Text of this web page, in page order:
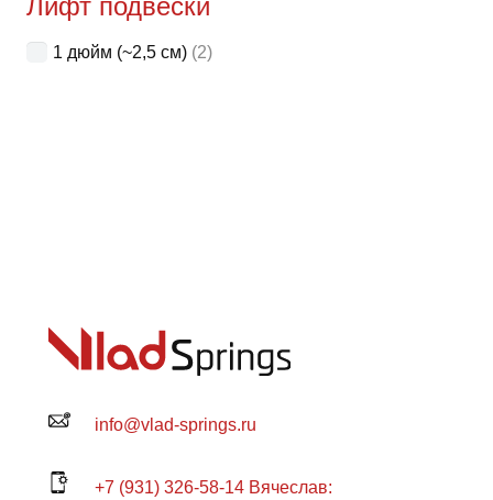
1 дюйм (~2,5 см) (2)
info@vlad-springs.ru
+7 (931) 326-58-14 Вячеслав: